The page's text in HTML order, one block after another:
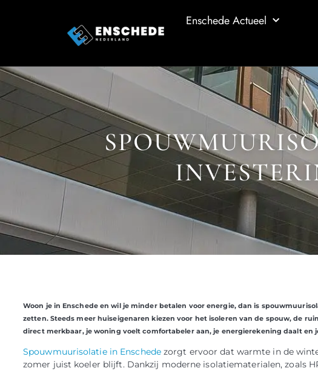
Enschede Actueel
Woon je in Enschede en wil je minder betalen voor energie, dan is
zetten. Steeds meer huiseigenaren kiezen voor het isoleren van de spouw, de
direct merkbaar, je woning voelt comfortabeler aan, je energierekening daalt en
Spouwmuurisolatie in Enschedezorgt ervoor dat warmte in de
zomer juist koeler blijft. Dankzij moderne isolatiematerialen, zoals